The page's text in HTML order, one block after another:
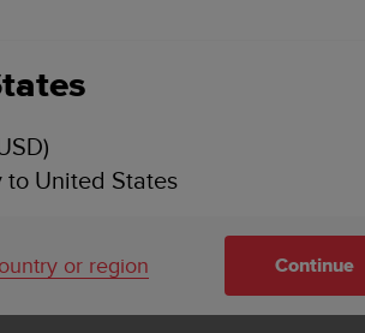
및 하드웨어의 세부 정보는 일반»소개
United States
or region Continue